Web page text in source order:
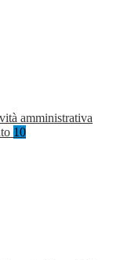
amministrativa
10